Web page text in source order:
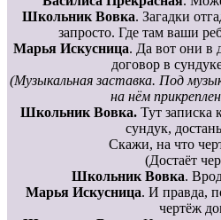
Школьник Вовка. Загадки
запросто. Где там ваши
Марья Искусница. Да вот они в
договор в
(Музыкальная заставка. Под
на нём
Школьник Вовка. Тут записка
сундук,
Скажи, на что
(Достаёт
Школьник Вовка.
Марья Искусница. И правда,
чертёж